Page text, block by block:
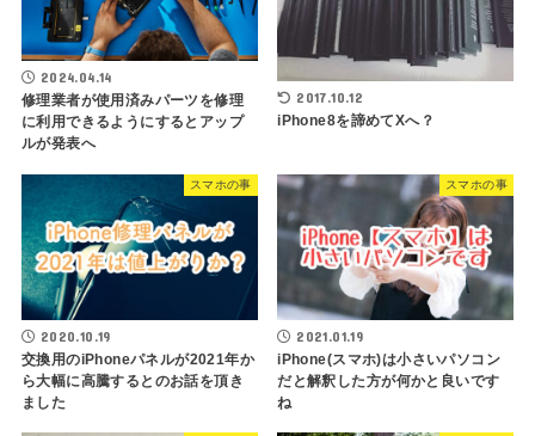
2024.04.14
修理業者が使用済みパーツを修理
に利用できるようにするとアップ
ルが発表へ
2017.10.12
iPhone8を諦めてXへ？
スマホの事
2020.10.19
交換用のiPhoneパネルが2021年か
ら大幅に高騰するとのお話を頂き
ました
スマホの事
2021.01.19
iPhone(スマホ)は小さいパソコン
だと解釈した方が何かと良いです
ね